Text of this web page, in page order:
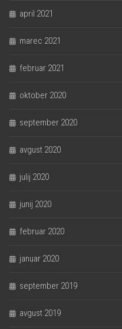
april 2021
marec 2021
februar 2021
oktober 2020
september 2020
avgust 2020
julij 2020
junij 2020
februar 2020
januar 2020
september 2019
avgust 2019